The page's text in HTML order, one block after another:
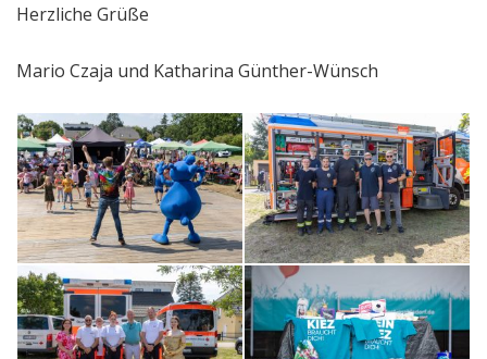
Herzliche Grüße
Mario Czaja und Katharina Günther-Wünsch